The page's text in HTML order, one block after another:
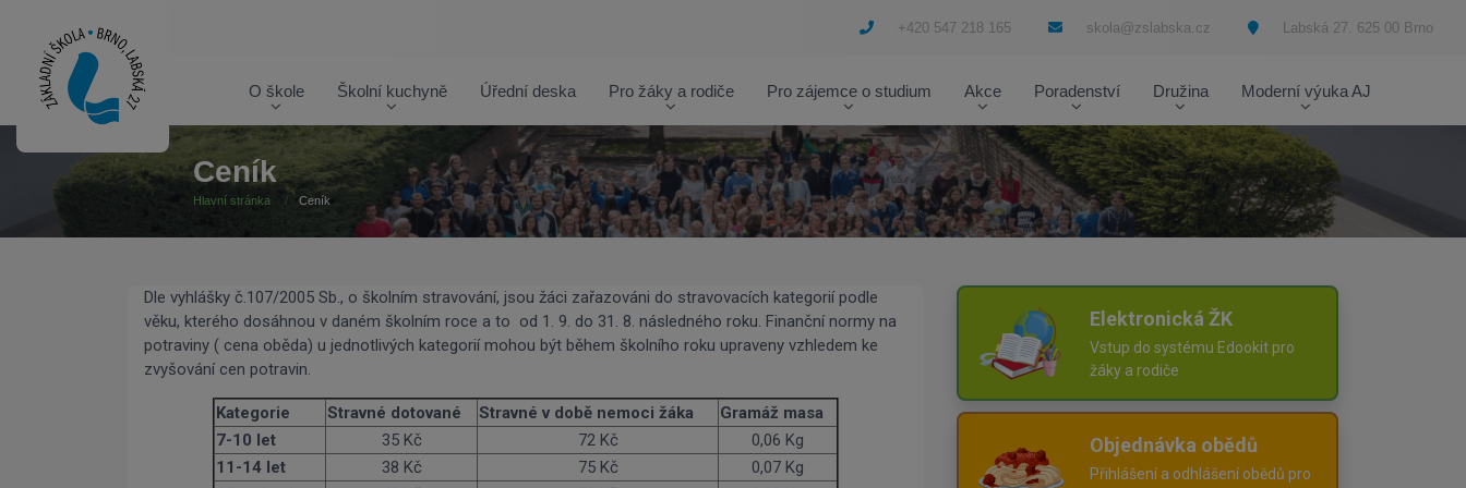
+420 547 218 165 skola@zslabska.cz Labská 27. 625 00 Brno
O škole Školní kuchyně Úřední deska Pro žáky a rodiče Pro zájemce o studium Akce Poradenství Družina Moderní výuka AJ
Ceník
Hlavní stránka Ceník
Dle vyhlášky č.107/2005 Sb., o školním stravování, jsou žáci zařazováni do stravovacích kategorií podle
věku, kterého dosáhnou v daném školním roce a to od 1. 9. do 31. 8. následného roku. Finanční normy na
potraviny ( cena oběda) u jednotlivých kategorií mohou být během školního roku upraveny vzhledem ke
zvyšování cen potravin.
Kategorie Stravné dotované Stravné v době nemoci žáka
Gramáž masa
7-10 let
35 Kč 72 Kč
0,06 Kg
11-14 let
38 Kč 75 Kč
0,07 Kg
Elektronická ŽK
Vstup do systému Edookit pro
žáky a rodiče
Objednávka obědů
Přihlášení a odhlášení obědů pro